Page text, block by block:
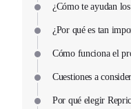
¿Cómo te ayudan
¿Por qué es tan
Cómo funciona el
Cuestiones a
Por qué elegir